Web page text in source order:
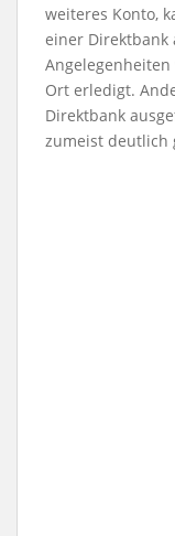
weiteres Konto,
einer Direktbank
Ort erledigt.
Direktbank
zumeist deutlich